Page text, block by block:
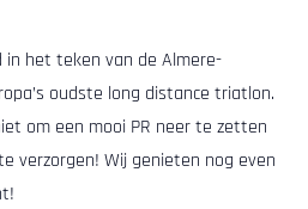
het teken van de Almere-
oudste long distance triatlon.
om een mooi PR neer te zetten
verzorgen! Wij genieten nog even